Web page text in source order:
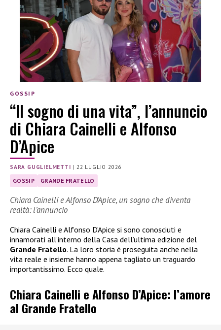
GOSSIP
“Il sogno di una vita”, l’annuncio
di Chiara Cainelli e Alfonso
D’Apice
SARA GUGLIELMETTI | 22 LUGLIO 2026
GOSSIP GRANDE FRATELLO
Chiara Cainelli e Alfonso D’Apice, un sogno che diventa
realtà: l’annuncio
Chiara Cainelli e Alfonso D’Apice si sono conosciuti e
innamorati all’interno della Casa dell’ultima edizione del
Grande Fratello. La loro storia è proseguita anche nella
vita reale e insieme hanno appena tagliato un traguardo
importantissimo. Ecco quale.
Chiara Cainelli e Alfonso D’Apice: l’amore
al Grande Fratello